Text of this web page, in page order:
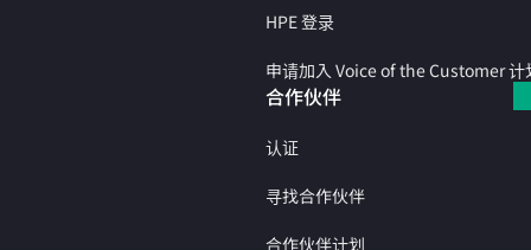
HPE 登录
申请加入 Voice of the Customer 计
合作伙伴
认证
寻找合作伙伴
合作伙伴计划